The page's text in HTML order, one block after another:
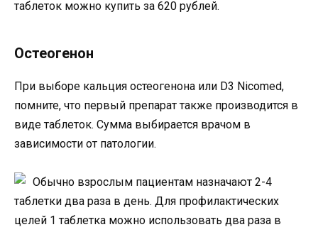
таблеток можно купить за 620 рублей.
Остеогенон
При выборе кальция остеогенона или D3 Nicomed,
помните, что первый препарат также производится в
виде таблеток. Сумма выбирается врачом в
зависимости от патологии.
Обычно взрослым пациентам назначают 2-4
таблетки два раза в день. Для профилактических
целей 1 таблетка можно использовать два раза в